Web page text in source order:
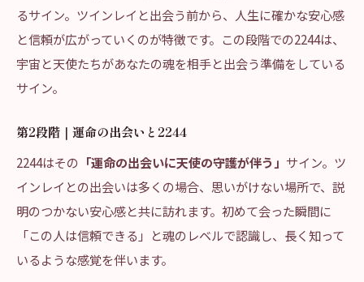
るサイン。ツインレイと出会う前から、人生に確かな安心感
と信頼が広がっていくのが特徴です。この段階での2244は、
宇宙と天使たちがあなたの魂を相手と出会う準備をしている
サイン。
第2段階｜運命の出会いと2244
2244はその 「運命の出会いに天使の守護が伴う」 サイン。ツ
インレイとの出会いは多くの場合、思いがけない場所で、説
明のつかない安心感と共に訪れます。初めて会った瞬間に
「この人は信頼できる」と魂のレベルで認識し、長く知って
いるような感覚を伴います。